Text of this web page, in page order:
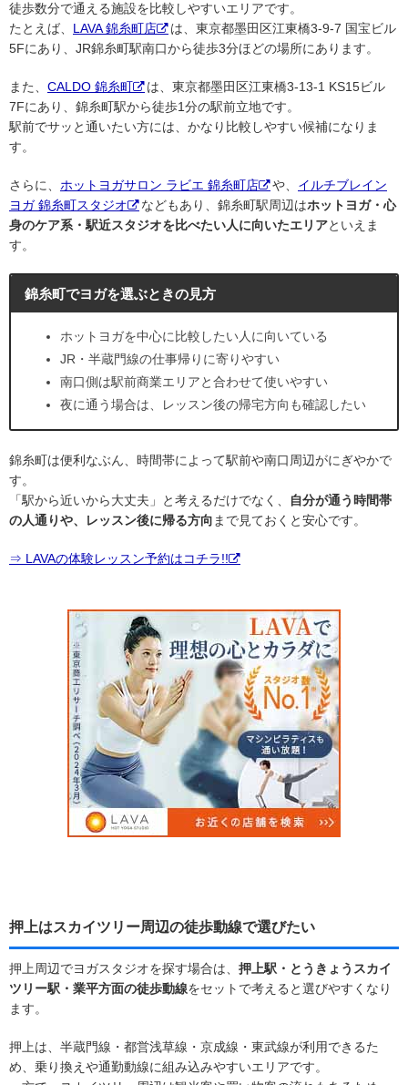
徒歩数分で通える施設を比較しやすいエリアです。
たとえば、 LAVA 錦糸町店
は、東京都墨田区江東橋3-9-7 国宝ビル
5Fにあり、JR錦糸町駅南口から徒歩3分ほどの場所にあります。
また、 CALDO 錦糸町
は、東京都墨田区江東橋3-13-1 KS15ビル
7Fにあり、錦糸町駅から徒歩1分の駅前立地です。
駅前でサッと通いたい方には、かなり比較しやすい候補になりま
す。
さらに、 ホットヨガサロン ラビエ 錦糸町店 や、 イルチブレイン
ヨガ 錦糸町スタジオ
などもあり、錦糸町駅周辺はホットヨガ・心
身のケア系・駅近スタジオを比べたい人に向いたエリアといえま
す。
錦糸町でヨガを選ぶときの見方
ホットヨガを中心に比較したい人に向いている
JR・半蔵門線の仕事帰りに寄りやすい
南口側は駅前商業エリアと合わせて使いやすい
夜に通う場合は、レッスン後の帰宅方向も確認したい
錦糸町は便利なぶん、時間帯によって駅前や南口周辺がにぎやかで
す。
「駅から近いから大丈夫」と考えるだけでなく、
自分が通う時間帯
の人通りや、レッスン後に帰る方向 まで見ておくと安心です。
⇒ LAVAの体験レッスン予約はコチラ!!
押上はスカイツリー周辺の徒歩動線で選びたい
押上周辺でヨガスタジオを探す場合は、 押上駅・とうきょうスカイ
ツリー駅・業平方面の徒歩動線をセットで考えると選びやすくなり
ます。
押上は、半蔵門線・都営浅草線・京成線・東武線が利用できるた
め、乗り換えや通勤動線に組み込みやすいエリアです。